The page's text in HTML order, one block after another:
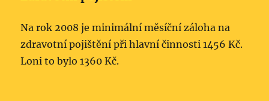
Na rok 2008 je minimální měsíční záloha na
zdravotní pojištění při hlavní činnosti 1456 Kč.
Loni to bylo 1360 Kč.